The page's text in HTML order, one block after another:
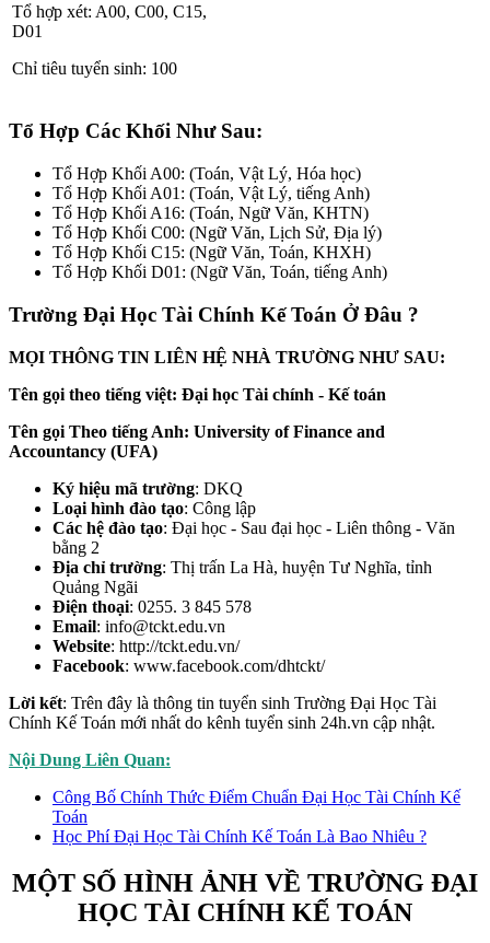
Tổ hợp xét: A00, C00, C15,
D01
Chỉ tiêu tuyển sinh: 100
Tổ Hợp Các Khối Như Sau:
Tổ Hợp Khối A00: (Toán, Vật Lý, Hóa học)
Tổ Hợp Khối A01: (Toán, Vật Lý, tiếng Anh)
Tổ Hợp Khối A16: (Toán, Ngữ Văn, KHTN)
Tổ Hợp Khối C00: (Ngữ Văn, Lịch Sử, Địa lý)
Tổ Hợp Khối C15: (Ngữ Văn, Toán, KHXH)
Tổ Hợp Khối D01: (Ngữ Văn, Toán, tiếng Anh)
Trường Đại Học Tài Chính Kế Toán Ở Đâu ?
MỌI THÔNG TIN LIÊN HỆ NHÀ TRƯỜNG NHƯ SAU:
Tên gọi theo tiếng việt: Đại học Tài chính - Kế toán
Tên gọi Theo tiếng Anh: University of Finance and
Accountancy (UFA)
Ký hiệu mã trường: DKQ
Loại hình đào tạo: Công lập
Các hệ đào tạo: Đại học - Sau đại học - Liên thông - Văn
bằng 2
Địa chỉ trường: Thị trấn La Hà, huyện Tư Nghĩa, tỉnh
Quảng Ngãi
Điện thoại: 0255. 3 845 578
Email: info@tckt.edu.vn
Website: http://tckt.edu.vn/
Facebook: www.facebook.com/dhtckt/
Lời kết: Trên đây là thông tin tuyển sinh Trường Đại Học Tài
Chính Kế Toán mới nhất do kênh tuyển sinh 24h.vn cập nhật.
Nội Dung Liên Quan:
Công Bố Chính Thức Điểm Chuẩn Đại Học Tài Chính Kế
Toán
Học Phí Đại Học Tài Chính Kế Toán Là Bao Nhiêu ?
MỘT SỐ HÌNH ẢNH VỀ TRƯỜNG ĐẠI
HỌC TÀI CHÍNH KẾ TOÁN